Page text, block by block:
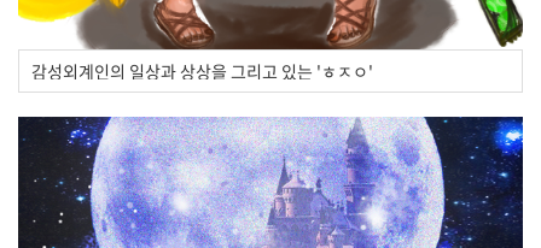
감성외계인의 일상과 상상을 그리고 있는 'ㅎㅈㅇ'